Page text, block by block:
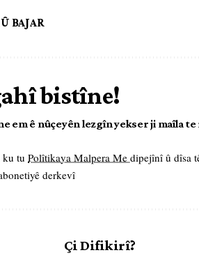
BAJAR
bistîne!
em ê nûçeyên lezgîn yekser ji maîla
ku tu Polîtikaya Malpera Me dipejînî û dîsa
derkevî
Çi Difikirî?